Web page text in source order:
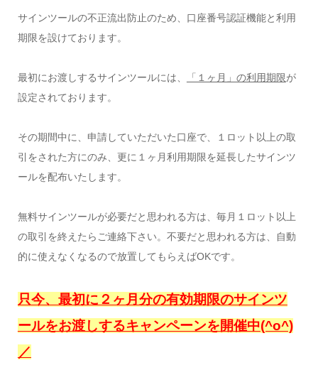
サインツールの不正流出防止のため、口座番号認証機能と利用
期限を設けております。
最初にお渡しするサインツールには、 「１ヶ月」の利用期限が
設定されております。
その期間中に、申請していただいた口座で、１ロット以上の取
引をされた方にのみ、更に１ヶ月利用期限を延長したサインツ
ールを配布いたします。
無料サインツールが必要だと思われる方は、毎月１ロット以上
の取引を終えたらご連絡下さい。不要だと思われる方は、自動
的に使えなくなるので放置してもらえばOKです。
只今、最初に２ヶ月分の有効期限のサインツ
ールをお渡しするキャンペーンを開催中(^o^)
／